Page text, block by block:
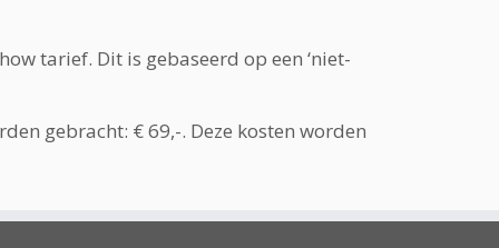
tarief. Dit is gebaseerd op een ‘niet-
gebracht: € 69,-. Deze kosten worden